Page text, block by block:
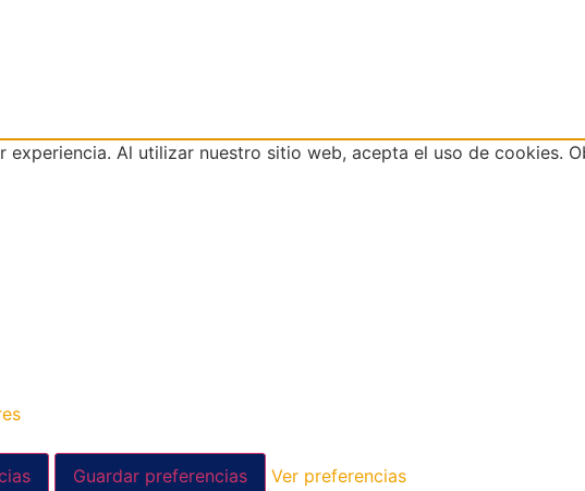
Al utilizar nuestro sitio web, acepta el uso de cookies.
Guardar preferencias
Ver preferencias